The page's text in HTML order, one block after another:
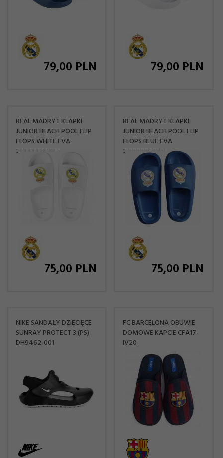
79,00 PLN 79,00 PLN
REAL MADRYT KLAPKI
JUNIOR BEACH POOL FLIP
FLOPS WHITE EVA
2300006820B
75,00 PLN
REAL MADRYT KLAPKI
JUNIOR BEACH POOL FLIP
FLOPS BLUE EVA
2300006820N
75,00 PLN
NIKE SANDAŁY DZIECIĘCE
SUNRAY PROTECT 3 (PS)
DH9462-001
FC BARCELONA OBUWIE
DOMOWE KAPCIE CFA17-
IV20